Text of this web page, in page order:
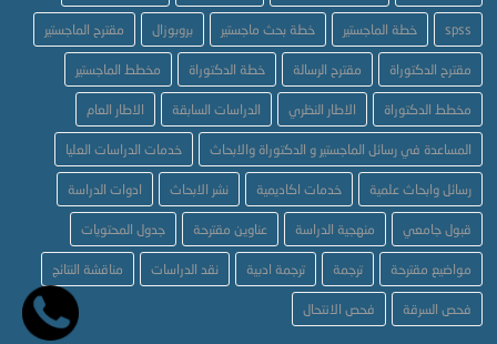
spss خطة الماجستير خطة بحث ماجستير بروبوزال مقترح الماجستير
مقترح الدكتوراة مقترح الرسالة خطة الدكتوراة مخطط الماجستير
مخطط الدكتوراة الاطار النظري الدراسات السابقة الاطار العام
المساعدة في رسائل الماجستير و الدكتوراة والابحاث خدمات الدراسات العليا
رسائل وابحاث علمية خدمات اكاديمية نشر الابحاث ادوات الدراسة
قبول جامعي منهجية الدراسة عناوين مقترحة جدول المحتويات
مواضيع مقترحة ترجمة ترجمة ادبية نقد الدراسات مناقشة النتائج
فحص السرقة فحص الانتحال